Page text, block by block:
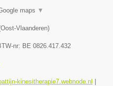
maps ▼
Oost-Vlaanderen)
nr: BE 0826.417.432
kinesitherapie7.webnode.nl |